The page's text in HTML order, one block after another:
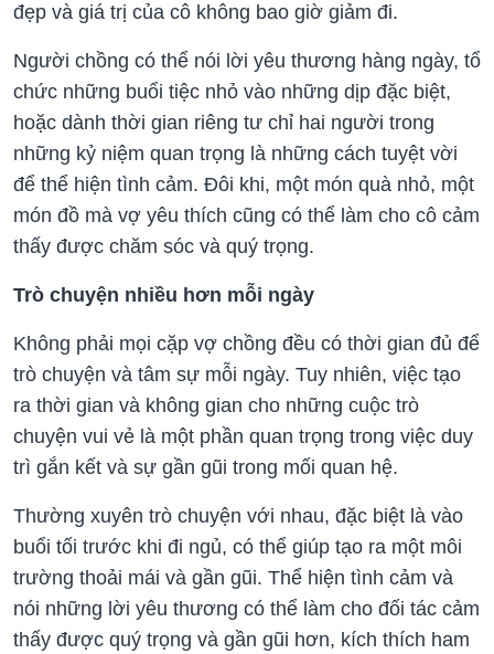
đẹp và giá trị của cô không bao giờ giảm đi.
Người chồng có thể nói lời yêu thương hàng ngày, tổ
chức những buổi tiệc nhỏ vào những dịp đặc biệt,
hoặc dành thời gian riêng tư chỉ hai người trong
những kỷ niệm quan trọng là những cách tuyệt vời
để thể hiện tình cảm. Đôi khi, một món quà nhỏ, một
món đồ mà vợ yêu thích cũng có thể làm cho cô cảm
thấy được chăm sóc và quý trọng.
Trò chuyện nhiều hơn mỗi ngày
Không phải mọi cặp vợ chồng đều có thời gian đủ để
trò chuyện và tâm sự mỗi ngày. Tuy nhiên, việc tạo
ra thời gian và không gian cho những cuộc trò
chuyện vui vẻ là một phần quan trọng trong việc duy
trì gắn kết và sự gần gũi trong mối quan hệ.
Thường xuyên trò chuyện với nhau, đặc biệt là vào
buổi tối trước khi đi ngủ, có thể giúp tạo ra một môi
trường thoải mái và gần gũi. Thể hiện tình cảm và
nói những lời yêu thương có thể làm cho đối tác cảm
thấy được quý trọng và gần gũi hơn, kích thích ham